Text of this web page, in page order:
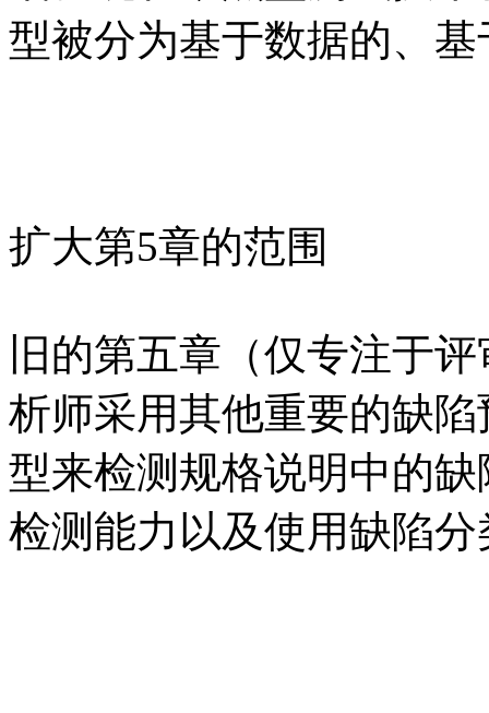
型被分为基于数据的、
扩大第5章的范围
旧的第五章（仅专注于
析师采用其他重要的缺
型来检测规格说明中的
检测能力以及使用缺陷